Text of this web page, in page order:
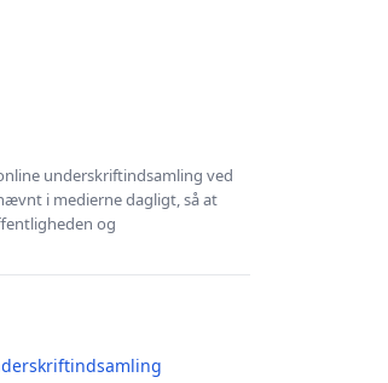
underskriftindsamling ved
i medierne dagligt, så at
og